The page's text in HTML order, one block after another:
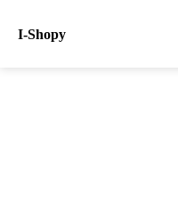
I-Shopy